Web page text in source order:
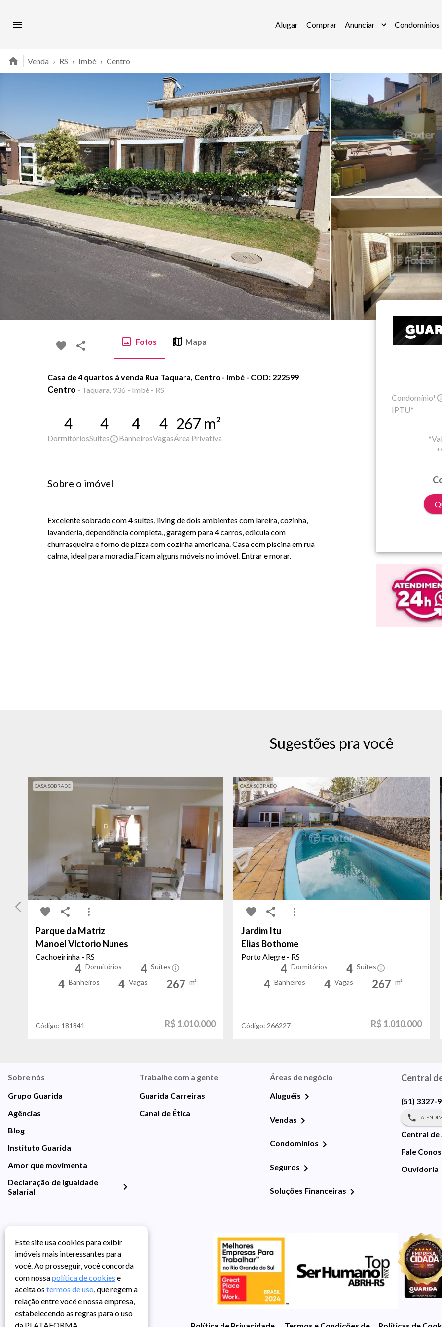
Alugar Comprar Anunciar Condomínios
Venda › RS › Imbé › Centro
Fotos Mapa
Casa de 4 quartos à venda Rua Taquara, Centro - Imbé - COD: 222599
Centro - Taquara, 936 - Imbé - RS
4
Dormitórios
4
Suítes
4
Banheiros
4
Vagas
267 m²
Área Privativa
Sobre o imóvel
Excelente sobrado com 4 suítes, living de dois ambientes com lareira, cozinha,
lavanderia, dependência completa,, garagem para 4 carros, edicula com
churrasqueira e forno de pizza com cozinha americana. Casa com piscina em rua
calma, ideal para moradia.Ficam alguns móveis no imóvel. Entrar e morar.
Condomínio*
IPTU*
Sugestões pra você
CASA SOBRADO
Parque da Matriz
Manoel Victorio Nunes
Cachoeirinha - RS
4 Dormitórios 4 Suítes
4 Banheiros 4 Vagas 267 m²
Código: 181841 R$ 1.010.000
CASA SOBRADO
Jardim Itu
Elias Bothome
Porto Alegre - RS
4 Dormitórios 4 Suítes
4 Banheiros 4 Vagas 267 m²
Código: 266227 R$ 1.010.000
Sobre nós
Grupo Guarida
Agências
Blog
Instituto Guarida
Amor que movimenta
Declaração de Igualdade
Salarial
Trabalhe com a gente
Guarida Carreiras
Canal de Ética
Áreas de negócio
Aluguéis
Vendas
Condomínios
Seguros
Soluções Financeiras
Central
(51) 3327-
Central de
Fale
Ouvidoria
Política de Privacidade Termos e Condições de UsoPolíticas de
Este site usa cookies para exibir
imóveis mais interessantes para
você. Ao prosseguir, você concorda
com nossapolítica de cookies e
aceita os termos de uso, que regem a
relação entre você e nossa empresa,
estabelecendo as regras para o uso
da PLATAFORMA.